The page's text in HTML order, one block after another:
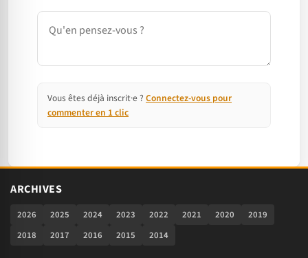
Commentaire
Vous êtes déjà inscrit·e ? Connectez-vous pour
commenter en 1 clic
ARCHIVES
2026 2025 2024 2023 2022 2021 2020
2019
2018
2017 2016 2015 2014